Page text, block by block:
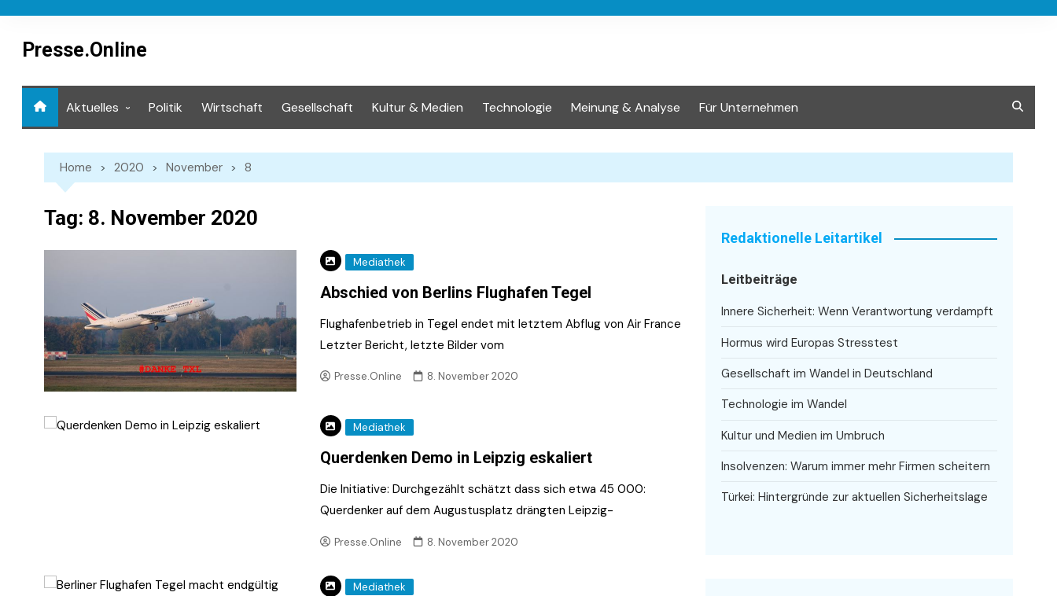
contentPresse.Online
Aktuelles Politik Wirtschaft Gesellschaft Kultur & Medien Technologie Meinung & Analyse Für Unternehmen
Home 2020 November 8
Tag: 8. November 2020
Mediathek
Abschied von Berlins Flughafen Tegel
Flughafenbetrieb in Tegel endet mit letztem Abflug von Air France
Letzter Bericht, letzte Bilder vom
Presse.Online 8. November 2020
Mediathek
Querdenken Demo in Leipzig eskaliert
Die Initiative: Durchgezählt schätzt dass sich etwa 45 000:
Querdenker auf dem Augustusplatz drängten Leipzig-
Presse.Online 8. November 2020
Mediathek
Redaktionelle Leitartikel
Leitbeiträge
Innere Sicherheit: Wenn Verantwortung verdampft
Hormus wird Europas Stresstest
Gesellschaft im Wandel in Deutschland
Technologie im Wandel
Kultur und Medien im Umbruch
Insolvenzen: Warum immer mehr Firmen scheitern
Türkei: Hintergründe zur aktuellen Sicherheitslage